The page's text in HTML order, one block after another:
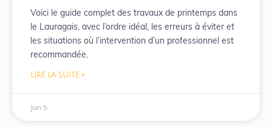
Voici le guide complet des travaux de printemps dans
le Lauragais, avec l’ordre idéal, les erreurs à éviter et
les situations où l’intervention d’un professionnel est
recommandée.
LIRE LA SUITE »
Jan 5